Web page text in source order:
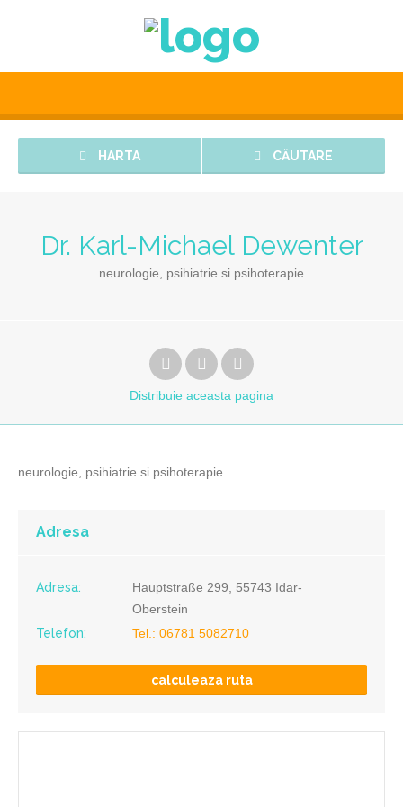
HARTA CĂUTARE
Dr. Karl-Michael Dewenter
neurologie, psihiatrie si psihoterapie
Distribuie aceasta pagina
neurologie, psihiatrie si psihoterapie
Adresa
Adresa:
Hauptstraße 299, 55743 Idar-
Oberstein
Telefon:
Tel.: 06781 5082710
calculeaza ruta